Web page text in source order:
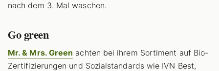
nach dem 3. Mal waschen.
Go green
Mr. & Mrs. Green achten bei ihrem Sortiment auf Bio-
Zertifizierungen und Sozialstandards wie IVN Best,